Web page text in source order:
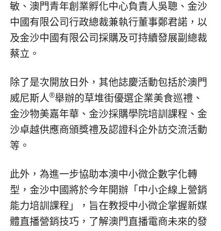
敏、澳門青年創業孵化中心負責人吳聰、金沙
中國有限公司行政總裁兼執行董事鄭君諾，以
及金沙中國有限公司採購及可持續發展副總裁
蔡立。
除了是次開放日外，其他誌慶活動包括於澳門
威尼斯人®舉辦的草堆街優選企業美食巡禮、
金沙物美嘉年華、金沙採購學院培訓課程、金
沙卓越供應商頒獎禮及認證科企外訪交流活動
等。
此外，為進一步協助本澳中小微企數字化轉
型，金沙中國將於今年開辦「中小企線上營銷
能力培訓課程」，旨在教授中小微企掌握新媒
體直播營銷技巧，了解澳門直播電商未來的發